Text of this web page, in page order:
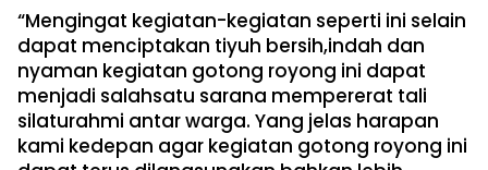
“Mengingat kegiatan-kegiatan seperti ini selain
dapat menciptakan tiyuh bersih,indah dan
nyaman kegiatan gotong royong ini dapat
menjadi salahsatu sarana mempererat tali
silaturahmi antar warga. Yang jelas harapan
kami kedepan agar kegiatan gotong royong ini